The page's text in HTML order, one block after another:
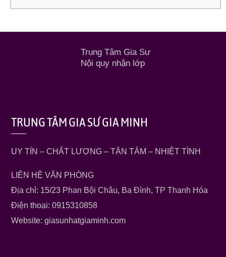
Trung Tâm Gia Sư
Nội quy nhận lớp
TRUNG TÂM GIA SƯ GIA MINH
UY TÍN – CHẤT LƯỢNG – TẬN TÂM – NHIỆT TÌNH
LIÊN HỆ VĂN PHÒNG
Địa chỉ: 15/23 Phan Bội Châu, Ba Đình, TP Thanh Hóa
Điện thoại: 0915310858
Website: giasunhatgiaminh.com